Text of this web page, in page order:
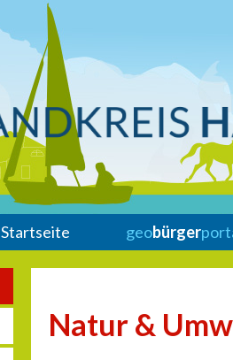
Startseite geobürger
Natur &